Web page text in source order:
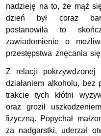
nadzieję na to, że mąż
dzień był coraz
postanowiła to
zawiadomienie o
przestępstwa znęcania
Z relacji pokrzywdzonej
działaniem alkoholu, bez
trakcie tych kłótni
oraz groził
fizyczną. Popychał
za nadgarstki, uderzał